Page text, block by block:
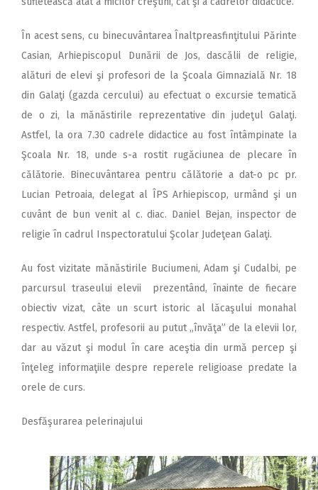
În acest sens, cu binecuvântarea Înaltpreasfinţitului Părinte
Casian, Arhiepiscopul Dunării de Jos, dascălii de religie,
alături de elevi şi profesori de la Şcoala Gimnazială Nr. 18
din Galaţi (gazda cercului) au efectuat o excursie tematică
de o zi, la mănăstirile reprezentative din judeţul Galaţi.
Astfel, la ora 7.30 cadrele didactice au fost întâmpinate la
Şcoala Nr. 18, unde s-a rostit rugăciunea de plecare în
călătorie. Binecuvântarea pentru călătorie a dat-o pc pr.
Lucian Petroaia, delegat al ÎPS Arhiepiscop, urmând şi un
cuvânt de bun venit al c. diac. Daniel Bejan, inspector de
religie în cadrul Inspectoratului Şcolar Judeţean Galaţi.
Au fost vizitate mănăstirile Buciumeni, Adam şi Cudalbi, pe
parcursul traseului elevii prezentând, înainte de fiecare
obiectiv vizat, câte un scurt istoric al lăcaşului monahal
respectiv. Astfel, profesorii au putut „învăţa” de la elevii lor,
dar au văzut şi modul în care aceştia din urmă percep şi
înţeleg informaţiile despre reperele religioase predate la
orele de curs.
Desfăşurarea pelerinajului